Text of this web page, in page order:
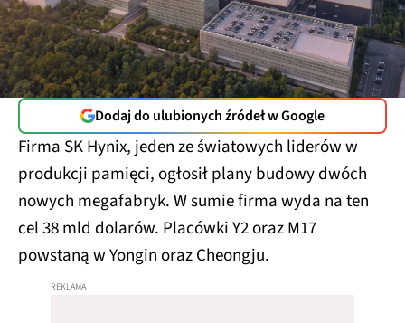
Dodaj do ulubionych źródeł w Google
Firma SK Hynix, jeden ze światowych liderów w
produkcji pamięci, ogłosił plany budowy dwóch
nowych megafabryk. W sumie firma wyda na ten
cel 38 mld dolarów. Placówki Y2 oraz M17
powstaną w Yongin oraz Cheongju.